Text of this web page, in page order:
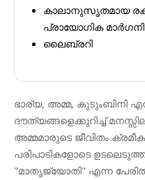
കാലാനുസൃതമായ
പ്രായോഗിക
ലൈബ്രറി
ഭാര്യ, അമ്മ, കുടുംബിനി
ദൗത്യങ്ങളെക്കുറിച്ച്
അമ്മമാരുടെ ജീവിതം
പരിപാടികളോടെ
"മാതൃജ്യോതി" എന്ന പേരിൽ